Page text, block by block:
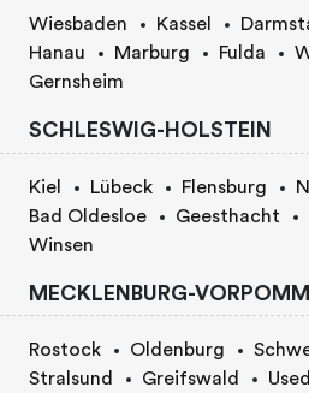
Wiesbaden Kassel
Hanau
Marburg Fulda
Gernsheim
SCHLESWIG-HOLSTEIN
Kiel Lübeck Flensburg
Bad Oldesloe
Geesthacht
Winsen
MECKLENBURG-
Rostock Oldenburg
Stralsund
Greifswald